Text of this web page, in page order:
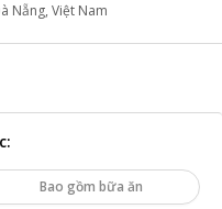
Nẵng, Việt Nam
:
Bao gồm bữa ăn